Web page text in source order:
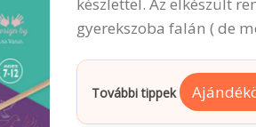
2,860Ft.
gyerekszoba falán ( de
További tippek